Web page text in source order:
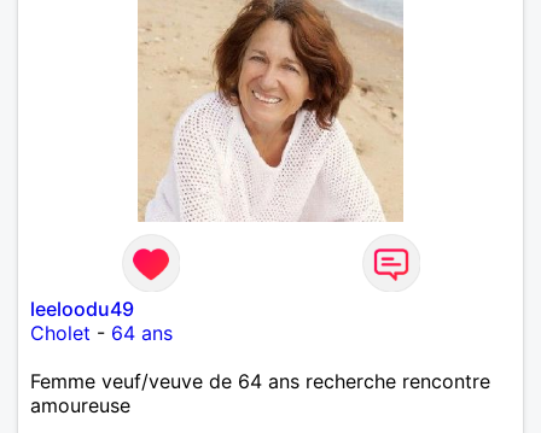
leeloodu49
Cholet - 64 ans
Femme veuf/veuve de 64 ans recherche rencontre
amoureuse